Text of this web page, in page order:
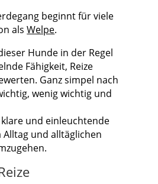
beginnt für viele
alsWelpe.
Hunde in der Regel
Fähigkeit, Reize
Ganz simpel nach
wenig wichtig und
klare und einleuchtende
und alltäglichen